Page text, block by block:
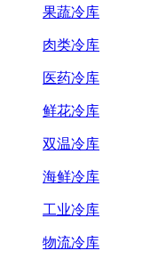
果蔬冷库
肉类冷库
医药冷库
鲜花冷库
双温冷库
海鲜冷库
工业冷库
物流冷库